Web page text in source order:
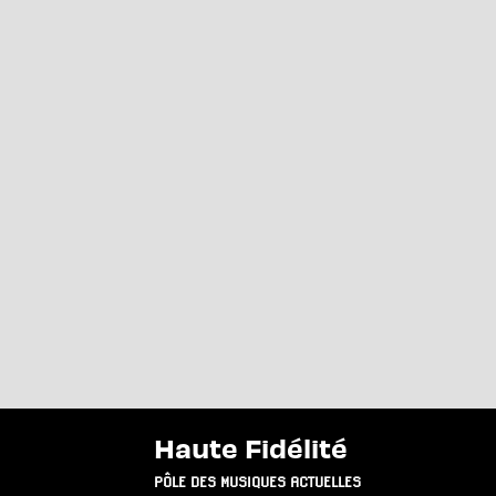
Haute Fidélité
PÔLE DES MUSIQUES ACTUELLES